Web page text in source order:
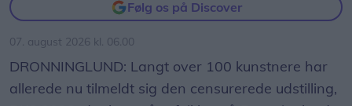
have frem.
Der er endnu lidt gulerødder tilbage og en hel del
squash.
Følg os på Discover
07. august 2026 kl. 06.00
DRONNINGLUND: Langt over 100 kunstnere har
allerede nu tilmeldt sig den censurerede udstilling,